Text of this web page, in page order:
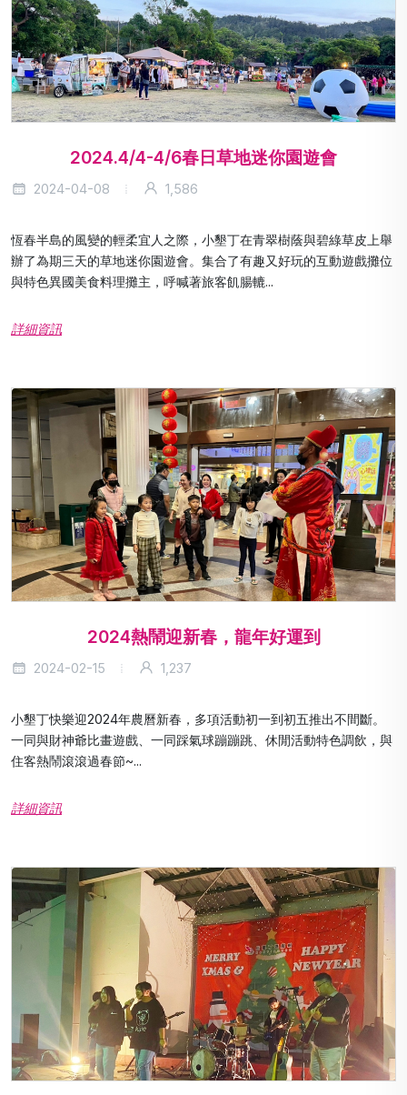
2024.4/4-4/6春日草地迷你園遊會
2024-04-08 1,586
恆春半島的風變的輕柔宜人之際，小墾丁在青翠樹蔭與碧綠草皮上舉
辦了為期三天的草地迷你園遊會。集合了有趣又好玩的互動遊戲攤位
與特色異國美食料理攤主，呼喊著旅客飢腸轆...
詳細資訊
2024熱鬧迎新春，龍年好運到
2024-02-15 1,237
小墾丁快樂迎2024年農曆新春，多項活動初一到初五推出不間斷。
一同與財神爺比畫遊戲、一同踩氣球蹦蹦跳、休閒活動特色調飲，與
住客熱鬧滾滾過春節~...
詳細資訊